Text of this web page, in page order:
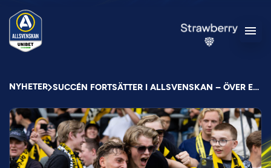
NYHETER SUCCÉN FORTSÄTTER I ALLSVENSKAN – ÖVER EN MILJON ÅSKÅDARE EFTER TIO OMGÅNGAR